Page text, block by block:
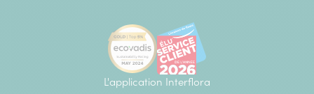
L'application Interflora